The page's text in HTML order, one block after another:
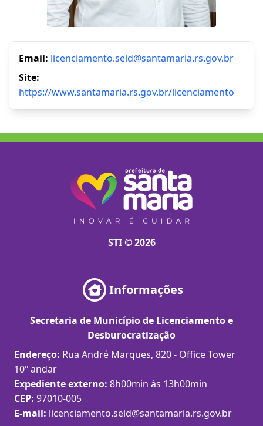
Email: licenciamento.seld@santamaria.rs.gov.br
Site:
https://www.santamaria.rs.gov.br/licenciamento
STI © 2026
Informações
Secretaria de Município de Licenciamento e
Desburocratização
Endereço: Rua André Marques, 820 - Office Tower
10º andar
Expediente externo: 8h00min às 13h00min
CEP: 97010-005
E-mail: licenciamento.seld@santamaria.rs.gov.br